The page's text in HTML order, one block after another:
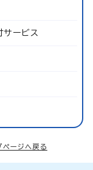
ービス
ページへ戻る